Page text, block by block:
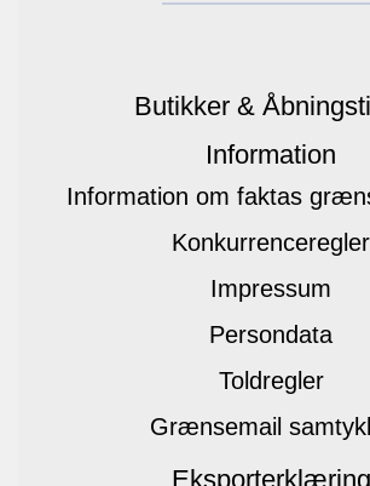
Butikker &
Information
Information om faktas
Konkurrenceregler
Impressum
Persondata
Toldregler
Grænsemail
Eksporterklæring